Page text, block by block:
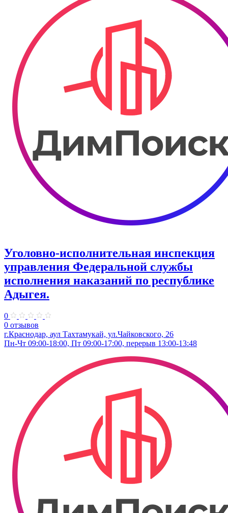
Уголовно-исполнительная инспекция
управления Федеральной службы
исполнения наказаний по республике
Адыгея.
0
0 отзывов
г.Краснодар, аул Тахтамукай, ул.Чайковского, 26
Пн-Чт 09:00-18:00, Пт 09:00-17:00, перерыв 13:00-13:48